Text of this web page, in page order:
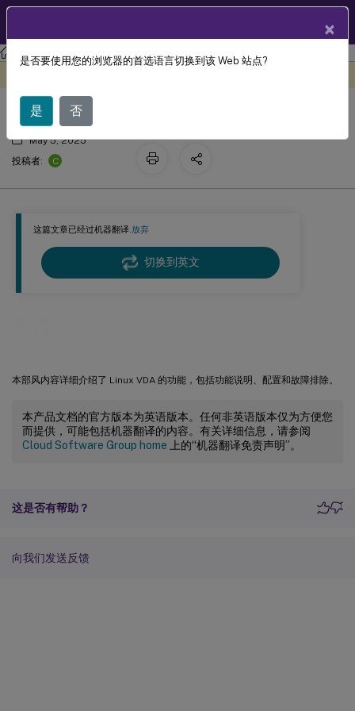
Linux 虚拟投递代理 Linux 虚拟投递代理 2407
这篇文章已经过机器翻译.放弃
切换到英文
本部风内容详细介绍了 Linux VDA 的功能，包括功能说明、配置和故障排除。
本产品文档的官方版本为英语版本。任何非英语版本仅为方便您
而提供，可能包括机器翻译的内容。有关详细信息，请参阅
Cloud Software Group home 上的“机器翻译免责声明”。
这是否有帮助？
向我们发送反馈
配置
May 5, 2025
投稿者:
C
×
是否要使用您的浏览器的首选语言切换到该 Web 站点?
是 否